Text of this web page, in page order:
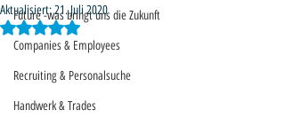
Future -was bringt uns die Zukunft
Companies & Employees
Recruiting & Personalsuche
Handwerk & Trades
Aktualisiert:21. Juli 2020
Mit NaN von 5 Sternen bewertet.